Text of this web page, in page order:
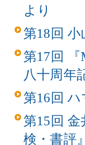
より
第18回
第17回
八十周年
第16回
第15回
検・書評